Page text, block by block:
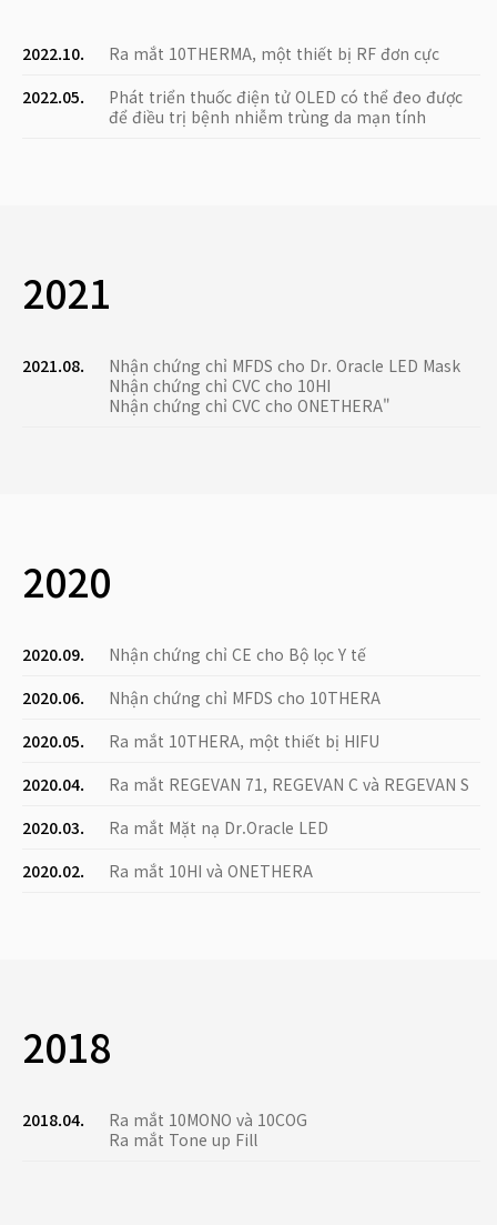
2022.10.
Ra mắt 10THERMA, một thiết bị RF đơn cực
2022.05.
Phát triển thuốc điện tử OLED có thể đeo được
để điều trị bệnh nhiễm trùng da mạn tính
2021
2021.08.
Nhận chứng chỉ MFDS cho Dr. Oracle LED Mask
Nhận chứng chỉ CVC cho 10HI
Nhận chứng chỉ CVC cho ONETHERA"
2020
2020.09.
Nhận chứng chỉ CE cho Bộ lọc Y tế
2020.06.
Nhận chứng chỉ MFDS cho 10THERA
2020.05.
Ra mắt 10THERA, một thiết bị HIFU
2020.04.
Ra mắt REGEVAN 71, REGEVAN C và REGEVAN S
2020.03.
Ra mắt Mặt nạ Dr.Oracle LED
2020.02.
Ra mắt 10HI và ONETHERA
2018
2018.04.
Ra mắt 10MONO và 10COG
Ra mắt Tone up Fill